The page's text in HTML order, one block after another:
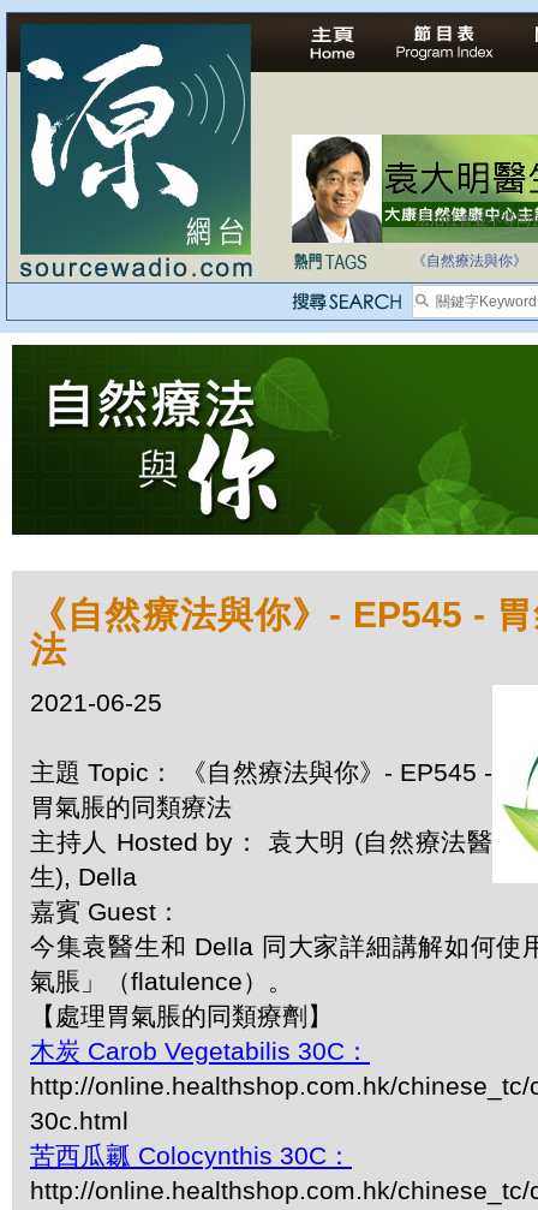
法治社會並不等同
《自然療法與你》
《自然療法與你》- EP545 -
法
2021-06-25
主題 Topic： 《自然療法與你》- EP545 -
胃氣脹的同類療法
主持人 Hosted by： 袁大明 (自然療法醫
生), Della
嘉賓 Guest：
今集袁醫生和 Della 同大家詳細講解如何使
氣脹」（flatulence）。
【處理胃氣脹的同類療劑】
木炭 Carob Vegetabilis 30C：
http://online.healthshop.com.hk/
30c.html
苦西瓜瓤 Colocynthis 30C：
http://online.healthshop.com.hk/